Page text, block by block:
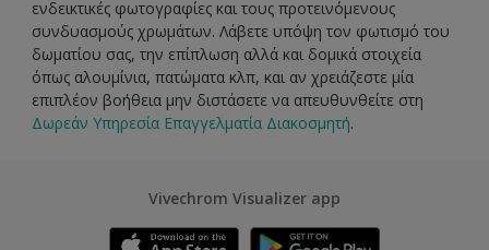
ενδεικτικές φωτογραφίες και τους προτεινόμενους
συνδυασμούς χρωμάτων. Λάβετε υπόψη τον φωτισμό του
δωματίου σας, την επίπλωση αλλά και δομικά στοιχεία
όπως αλουμίνια, πατώματα κλπ, και αν χρειάζεστε μία
επιπλέον βοήθεια μην διστάσετε να απευθυνθείτε στη
Δωρεάν Υπηρεσία Επαγγελματία Διακοσμητή.
Vivechrom Visualizer app